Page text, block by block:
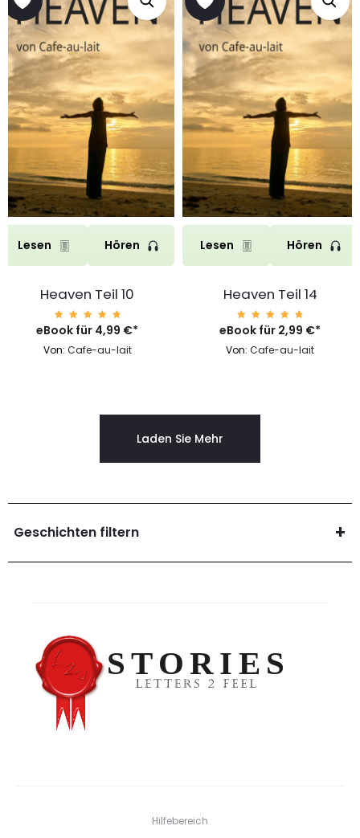
Lesen Hören
Heaven Teil 10
Bewert
et mit
von 5
eBook für 4,99 €*
Von: Cafe-au-lait
Lesen Hören
Heaven Teil 14
Bewert
et mit
von 5
eBook für 2,99 €*
Von:Cafe-au-lait
Laden Sie Mehr
Geschichten filtern
Hilfebereich